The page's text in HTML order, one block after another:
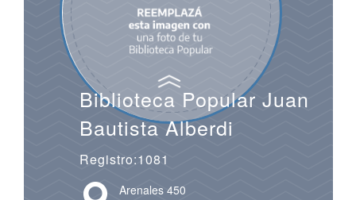
Biblioteca Popular Juan
Bautista Alberdi
Registro:1081
Arenales 450